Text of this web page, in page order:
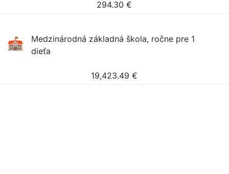
294.30 €
Medzinárodná základná škola, ročne pre 1
dieťa
19,423.49 €